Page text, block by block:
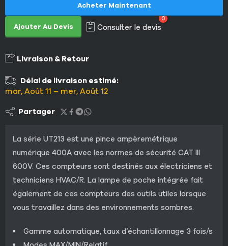
Ajouter Au Devis Consulter le devis
0
Acheter Maintenant
Livraison & Retour
Délai de livraison estimé:
mar, Août 11 – mer, Août 12
Partager
La série UT213 est une pince ampèremétrique
numérique 400A avec les normes de sécurité CAT III
600V. Ces compteurs sont destinés aux électriciens et
techniciens HVAC/R. La lampe de poche intégrée fait
également de ces compteurs des outils utiles lorsque
vous travaillez dans des environnements sombres.
Gamme automatique, taux d’échantillonnage 3 fois/s